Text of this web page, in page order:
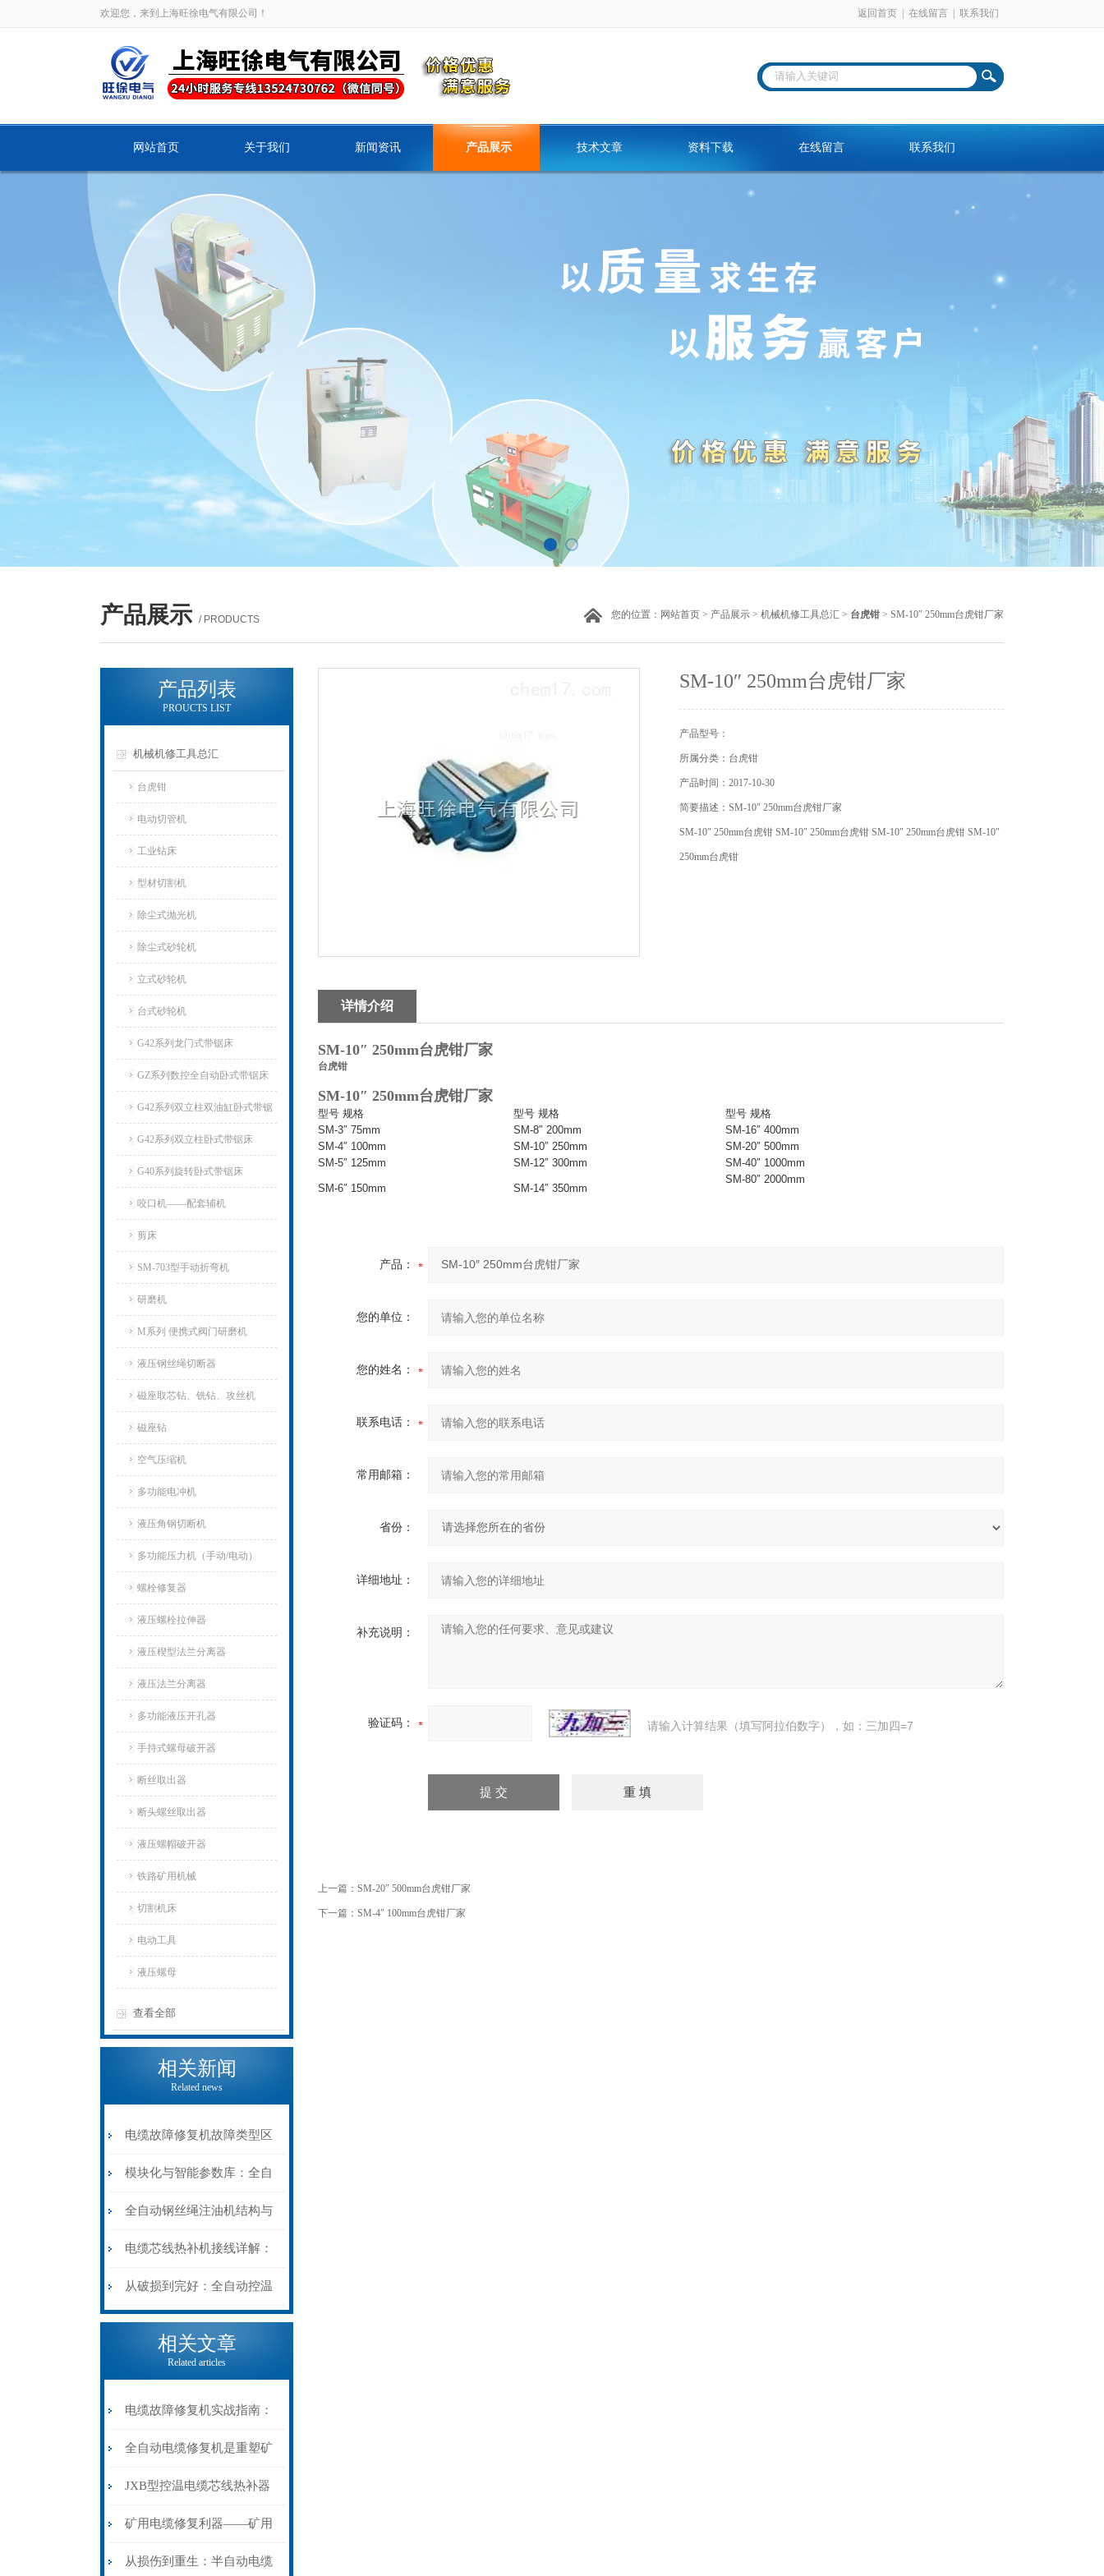
欢迎您，来到上海旺徐电气有限公司！ 返回首页 在线留言 联系我们
网站首页 关于我们 新闻资讯 产品展示 技术文章 资料下载 在线留言 联系我们
产品展示 / PRODUCTS 您的位置： 网站首页 > 产品展示 > 机械机修工具总汇 > 台虎钳> SM-10″ 250mm台虎钳厂家
产品列表
PROUCTS LIST
机械机修工具总汇
台虎钳
电动切管机
工业钻床
型材切割机
除尘式抛光机
除尘式砂轮机
立式砂轮机
台式砂轮机
G42系列龙门式带锯床
GZ系列数控全自动卧式带锯床
G42系列双立柱双油缸卧式带锯
床
G42系列双立柱卧式带锯床
G40系列旋转卧式带锯床
咬口机——配套辅机
剪床
SM-703型手动折弯机
研磨机
M系列 便携式阀门研磨机
液压钢丝绳切断器
磁座取芯钻、铣钻、攻丝机
磁座钻
空气压缩机
多功能电冲机
液压角钢切断机
多功能压力机（手动/电动）
螺栓修复器
液压螺栓拉伸器
液压楔型法兰分离器
液压法兰分离器
多功能液压开孔器
手持式螺母破开器
断丝取出器
断头螺丝取出器
液压螺帽破开器
铁路矿用机械
切割机床
电动工具
液压螺母
查看全部
相关新闻
Related news
电缆故障修复机故障类型区
分指南：从“绝缘电
阻”到“波形特征”的精准诊
断逻辑
模块化与智能参数库：全自
动电缆修复机的快速换型逻
辑
全自动钢丝绳注油机结构与
工作原理：揭秘高效润滑的
机械密码
电缆芯线热补机接线详解：
从入门到精通
从破损到完好：全自动控温
电缆热补机的核心价值
相关文章
Related articles
电缆故障修复机实战指南：
从“盲测”到“精确定点”的三
步作业法
全自动电缆修复机是重塑矿
山电力动脉的“智能外科医
生”
JXB型控温电缆芯线热补器
安装与接线：精准修复的工
艺基石
矿用电缆修复利器——矿用
电缆热补机智能控温，安全
从损伤到重生：半自动电缆
SM-10″ 250mm台虎钳厂家
产品型号：
所属分类：台虎钳
产品时间：2017-10-30
简要描述：SM-10″ 250mm台虎钳厂家
SM-10″ 250mm台虎钳 SM-10″ 250mm台虎钳 SM-10″ 250mm台虎钳 SM-10″
250mm台虎钳
详情介绍
SM-10″ 250mm台虎钳厂家
台虎钳
SM-10″ 250mm台虎钳厂家
型号 规格 型号 规格
型号 规格
SM-3″ 75mm
SM-8″ 200mm
SM-16″ 400mm
SM-4″ 100mm
SM-10″ 250mm
SM-20″ 500mm
SM-5″ 125mm
SM-12″ 300mm SM-40″ 1000mm
SM-6″ 150mm SM-14″ 350mm
SM-80″ 2000mm
产品：
您的单位：
您的姓名：
联系电话：
常用邮箱：
省份：
详细地址：
补充说明：
验证码： 请输入计算结果（填写阿拉伯数字），如：三加四=7
上一篇： SM-20″ 500mm台虎钳厂家
下一篇： SM-4″ 100mm台虎钳厂家